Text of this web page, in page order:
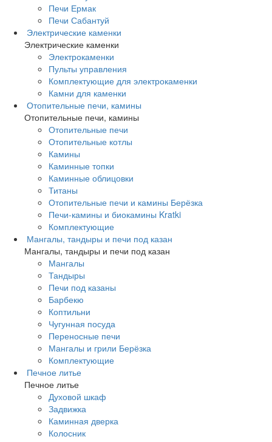
Печи Ермак
Печи Сабантуй
Электрические каменки
Электрические каменки
Электрокаменки
Пульты управления
Комплектующие для электрокаменки
Камни для каменки
Отопительные печи, камины
Отопительные печи, камины
Отопительные печи
Отопительные котлы
Камины
Каминные топки
Каминные облицовки
Титаны
Отопительные печи и камины Берёзка
Печи-камины и биокамины Kratki
Комплектующие
Мангалы, тандыры и печи под казан
Мангалы, тандыры и печи под казан
Мангалы
Тандыры
Печи под казаны
Барбекю
Коптильни
Чугунная посуда
Переносные печи
Мангалы и грили Берёзка
Комплектующие
Печное литье
Печное литье
Духовой шкаф
Задвижка
Каминная дверка
Колосник